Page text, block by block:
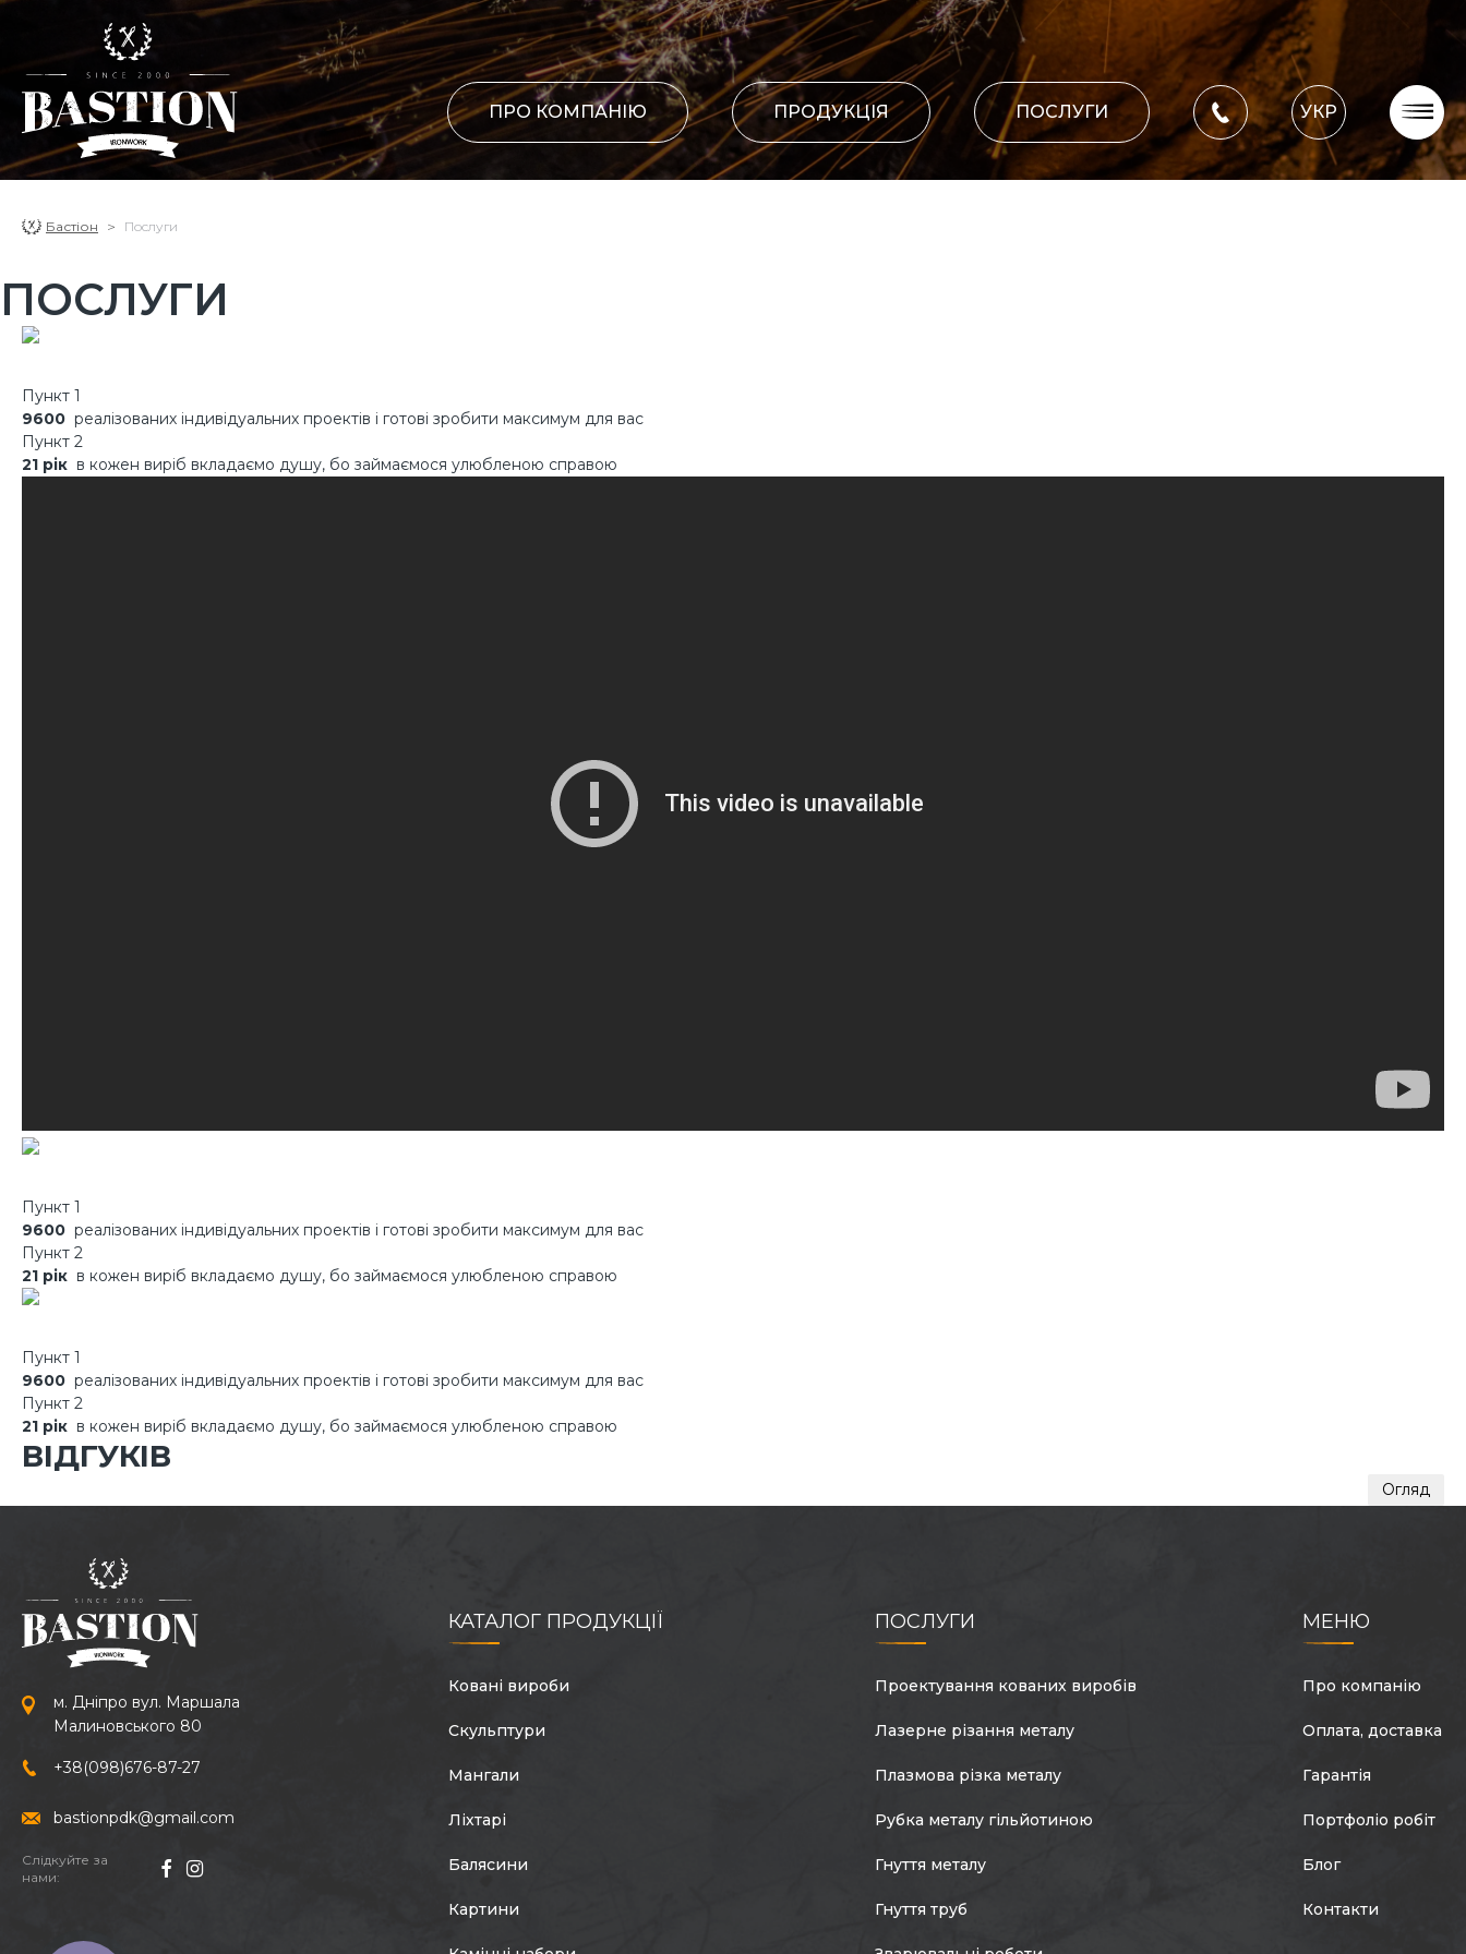
ПРО КОМПАНІЮ ПРОДУКЦІЯ ПОСЛУГИ УКР
Про компанію
Бастіон Послуги
ПОСЛУГИ
Пункт 1
9600 реалізованих індивідуальних проектів і готові зробити максимум для вас
Пункт 2
21 рік в кожен виріб вкладаємо душу, бо займаємося улюбленою справою
Пункт 1
9600 реалізованих індивідуальних проектів і готові зробити максимум для вас
Пункт 2
21 рік в кожен виріб вкладаємо душу, бо займаємося улюбленою справою
Пункт 1
9600 реалізованих індивідуальних проектів і готові зробити максимум для вас
Пункт 2
21 рік в кожен виріб вкладаємо душу, бо займаємося улюбленою справою
ВІДГУКІВ
Огляд
м. Дніпро вул. Маршала
Малиновського 80
+38(098)676-87-27
bastionpdk@gmail.com
Слідкуйте за
нами:
КАТАЛОГ ПРОДУКЦІЇ
Ковані вироби
Скульптури
Мангали
Ліхтарі
Балясини
Картини
ПОСЛУГИ
Проектування кованих виробів
Лазерне різання металу
Плазмова різка металу
Рубка металу гільйотиною
Гнуття металу
Гнуття труб
МЕНЮ
Про компанію
Оплата, доставка
Гарантія
Портфоліо робіт
Блог
Контакти